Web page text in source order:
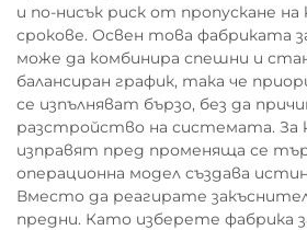
и по-нисък риск от пропускане
срокове. Освен това фабриката
може да комбинира спешни и
балансиран график, така че
се изпълняват бързо, без да
разстройство на системата. За
изправят пред променяща се
операционна модел създава
Вместо да реагирате
предни. Като изберете фабрика